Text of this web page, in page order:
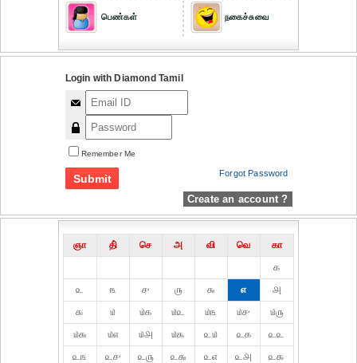
பெண்கள் நகைச்சுவை
Login with Diamond Tamil
Remember Me
Forgot Password
Create an account ?
ஞா தி் செ அ வி வெ
கா
௧
௨
௩ ௪ ௫ ௬ ௭
௮
௯
௰ ௰௧ ௰௨ ௰௩ ௰௪
௰௫
௰௬
௰௭ ௰௮ ௰௯ ௨௰ ௨௧
௨௨
௨௩
௨௪ ௨௫ ௨௬ ௨௭ ௨௮
௨௯